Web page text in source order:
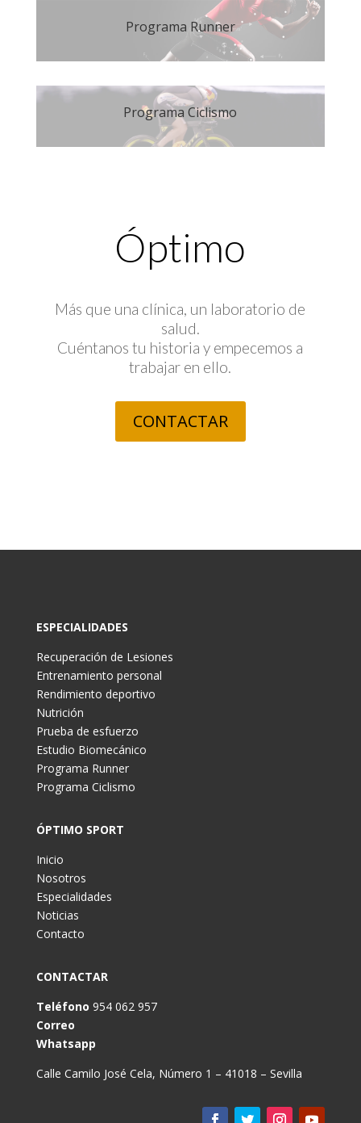
Programa Runner
Programa Ciclismo
Óptimo
Más que una clínica, un laboratorio de
salud.
Cuéntanos tu historia y empecemos a
trabajar en ello.
CONTACTAR
ESPECIALIDADES
Recuperación de Lesiones
Entrenamiento personal
Rendimiento deportivo
Nutrición
Prueba de esfuerzo
Estudio Biomecánico
Programa Runner
Programa Ciclismo
ÓPTIMO SPORT
Inicio
Nosotros
Especialidades
Noticias
Contacto
CONTACTAR
Teléfono 954 062 957
Correo
Whatsapp
Calle Camilo José Cela, Número 1 – 41018 – Sevilla